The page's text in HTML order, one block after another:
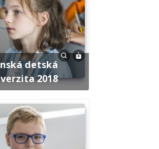
2018